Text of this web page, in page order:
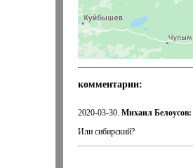
комментарии:
2020-03-30. Михаил Белоусов:
Или сибирский?